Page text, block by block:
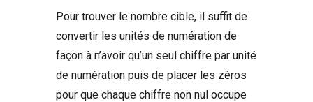
Pour trouver le nombre cible, il suffit de
convertir les unités de numération de
façon à n’avoir qu’un seul chiffre par unité
de numération puis de placer les zéros
pour que chaque chiffre non nul occupe